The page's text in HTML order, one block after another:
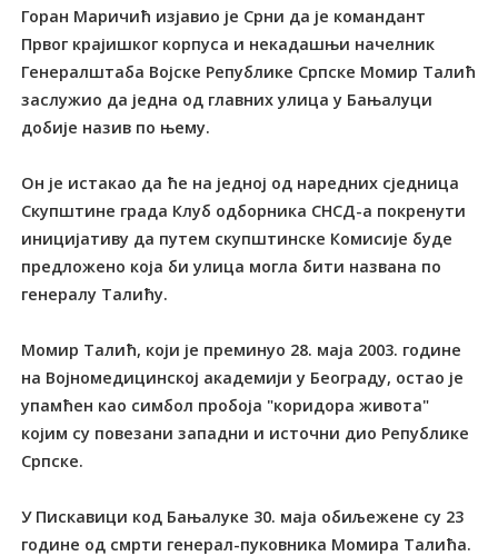
Горан Маричић изјавио је Срни да је командант
Првог крајишког корпуса и некадашњи начелник
Генералштаба Војске Републике Српске Момир Талић
заслужио да једна од главних улица у Бањалуци
добије назив по њему.
Он је истакао да ће на једној од наредних сједница
Скупштине града Клуб одборника СНСД-а покренути
иницијативу да путем скупштинске Комисије буде
предложено која би улица могла бити названа по
генералу Талићу.
Момир Талић, који је преминуо 28. маја 2003. године
на Војномедицинској академији у Београду, остао је
упамћен као симбол пробоја "коридора живота"
којим су повезани западни и источни дио Републике
Српске.
У Пискавици код Бањалуке 30. маја обиљежене су 23
године од смрти генерал-пуковника Момира Талића.